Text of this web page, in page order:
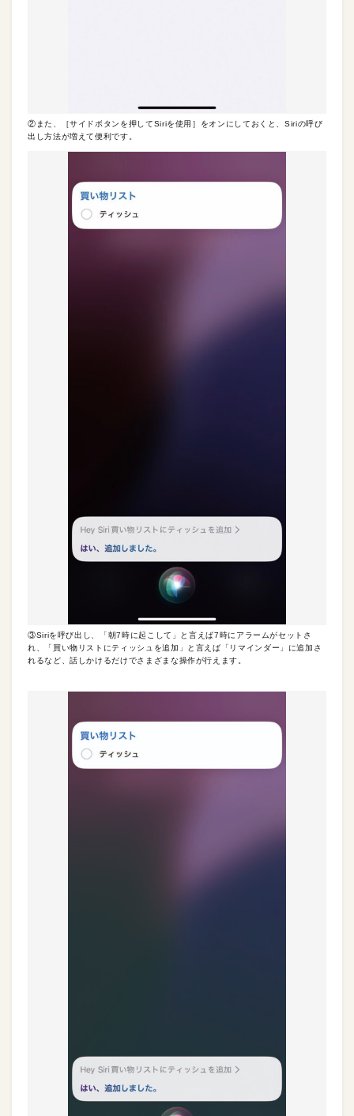
②また、［サイドボタンを押してSiriを使用］をオンにしておくと、Siriの呼び
出し方法が増えて便利です。
③Siriを呼び出し、「朝7時に起こして」と言えば7時にアラームがセットさ
れ、「買い物リストにティッシュを追加」と言えば「リマインダー」に追加さ
れるなど、話しかけるだけでさまざまな操作が行えます。